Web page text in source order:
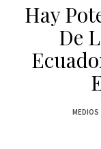
Hay
De
MEDIOS